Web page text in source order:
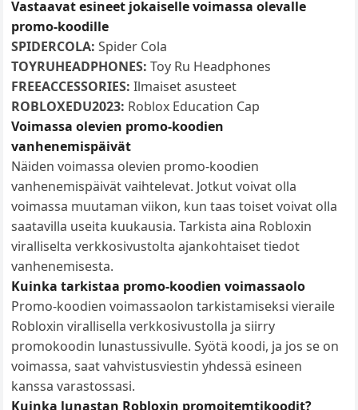
Vastaavat esineet jokaiselle voimassa olevalle
promo-koodille
SPIDERCOLA: Spider Cola
TOYRUHEADPHONES: Toy Ru Headphones
FREEACCESSORIES: Ilmaiset asusteet
ROBLOXEDU2023: Roblox Education Cap
Voimassa olevien promo-koodien
vanhenemispäivät
Näiden voimassa olevien promo-koodien
vanhenemispäivät vaihtelevat. Jotkut voivat olla
voimassa muutaman viikon, kun taas toiset voivat olla
saatavilla useita kuukausia. Tarkista aina Robloxin
viralliselta verkkosivustolta ajankohtaiset tiedot
vanhenemisesta.
Kuinka tarkistaa promo-koodien voimassaolo
Promo-koodien voimassaolon tarkistamiseksi vieraile
Robloxin virallisella verkkosivustolla ja siirry
promokoodin lunastussivulle. Syötä koodi, ja jos se on
voimassa, saat vahvistusviestin yhdessä esineen
kanssa varastossasi.
Kuinka lunastan Robloxin promoitemtikoodit?